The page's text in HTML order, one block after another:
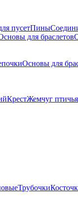
пусетПины
для браслетов
Основы для
КрестЖемчуг
Трубочки